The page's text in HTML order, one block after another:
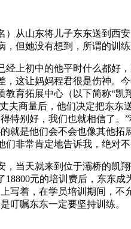
从山东将儿子东东送到西安
但她没有想到，所谓的训练
上初中的他平时什么都好，
这让妈妈程君很是伤神。
育拓展中心（以下简称“凯
夫商量后，他们决定把东东
特别好，我们也就相信了。
就是他们会不会也像其他拓
非常肯定地告诉我，绝对
当天就来到位于灞桥的凯翔
元的培训费后，东东成
写着，在学员培训期间，不
叮嘱东东一定要坚持训练。